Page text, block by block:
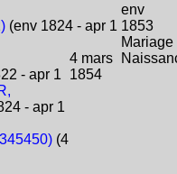
(env 1824 - apr 1
env
1853
Mariage
- apr 1
- apr 1
4 mars
1854
(4